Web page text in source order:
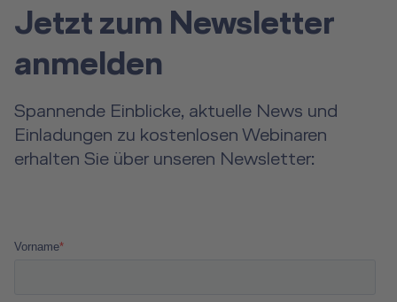
Jetzt zum Newsletter
anmelden
Spannende Einblicke, aktuelle News und
Einladungen zu kostenlosen Webinaren
erhalten Sie über unseren Newsletter: